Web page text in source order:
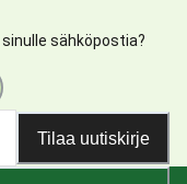
sähköpostia?
Tilaa uutiskirje